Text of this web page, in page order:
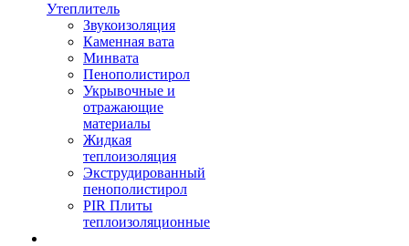
Утеплитель
Звукоизоляция
Каменная вата
Минвата
Пенополистирол
Укрывочные и
отражающие
материалы
Жидкая
теплоизоляция
Экструдированный
пенополистирол
PIR Плиты
теплоизоляционные